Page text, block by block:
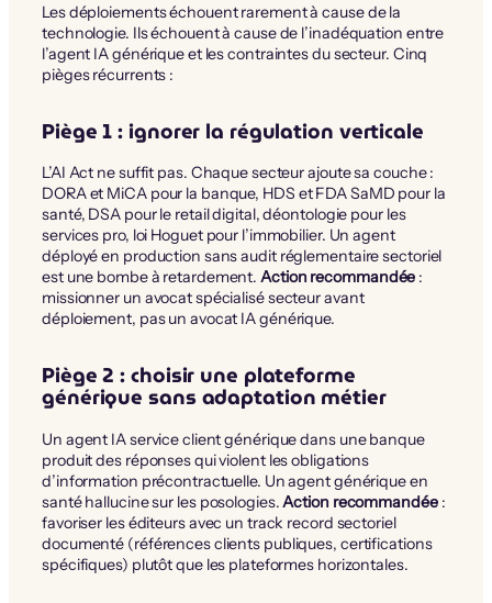
Les déploiements échouent rarement à cause de la
technologie. Ils échouent à cause de l’inadéquation entre
l’agent IA générique et les contraintes du secteur. Cinq
pièges récurrents :
Piège 1 : ignorer la régulation verticale
L’AI Act ne suffit pas. Chaque secteur ajoute sa couche :
DORA et MiCA pour la banque, HDS et FDA SaMD pour la
santé, DSA pour le retail digital, déontologie pour les
services pro, loi Hoguet pour l’immobilier. Un agent
déployé en production sans audit réglementaire sectoriel
est une bombe à retardement.Action recommandée :
missionner un avocat spécialisé secteur avant
déploiement, pas un avocat IA générique.
Piège 2 : choisir une plateforme
générique sans adaptation métier
Un agent IA service client générique dans une banque
produit des réponses qui violent les obligations
d’information précontractuelle. Un agent générique en
santé hallucine sur les posologies.Action recommandée:
favoriser les éditeurs avec un track record sectoriel
documenté (références clients publiques, certifications
spécifiques) plutôt que les plateformes horizontales.